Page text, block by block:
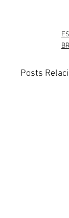
Posts